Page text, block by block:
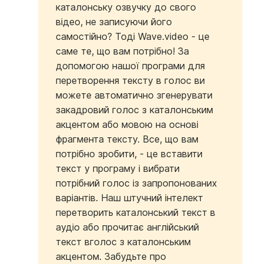
каталонську озвучку до свого
відео, не записуючи його
самостійно? Тоді Wave.video - це
саме те, що вам потрібно! За
допомогою нашої програми для
перетворення тексту в голос ви
можете автоматично згенерувати
закадровий голос з каталонським
акцентом або мовою на основі
фрагмента тексту. Все, що вам
потрібно зробити, - це вставити
текст у програму і вибрати
потрібний голос із запропонованих
варіантів. Наш штучний інтелект
перетворить каталонський текст в
аудіо або прочитає англійський
текст вголос з каталонським
акцентом. Забудьте про